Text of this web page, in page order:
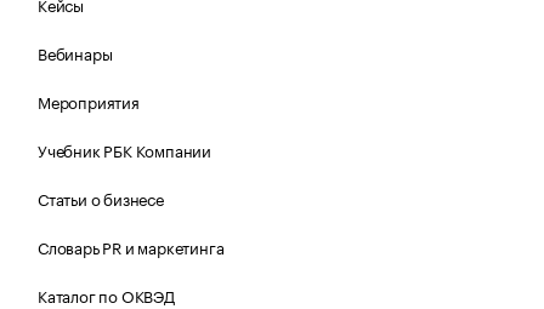
Вебинары
Мероприятия
Учебник РБК Компании
Статьи о бизнесе
Словарь PR и маркетинга
Каталог по ОКВЭД